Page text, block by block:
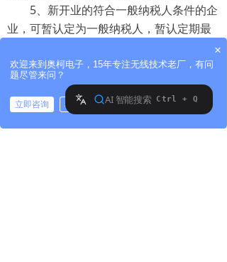
5、新开业的符合一般纳税人条件的企
业，可暂认定为一般纳税人，暂认定期最
之月起满12个月计算)。暂认定期内，企业
应在实际达到一般纳税人条件后向主管国
税机关提出正式认定申请，经县级国税局
×
欢迎来到奥柯电子，15年专注无线技术老厂，有问
题尽管来问？
立即咨询
稍后再说
拨打电话